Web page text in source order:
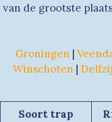
van de grootste
Groningen |
Winschoten |
Soort trap